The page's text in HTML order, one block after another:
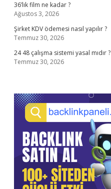
36’lık film ne kadar ?
Ağustos 3, 2026
Şirket KDV ödemesi nasıl yapılır ?
Temmuz 30, 2026
24 48 çalışma sistemi yasal mıdır ?
Temmuz 30, 2026